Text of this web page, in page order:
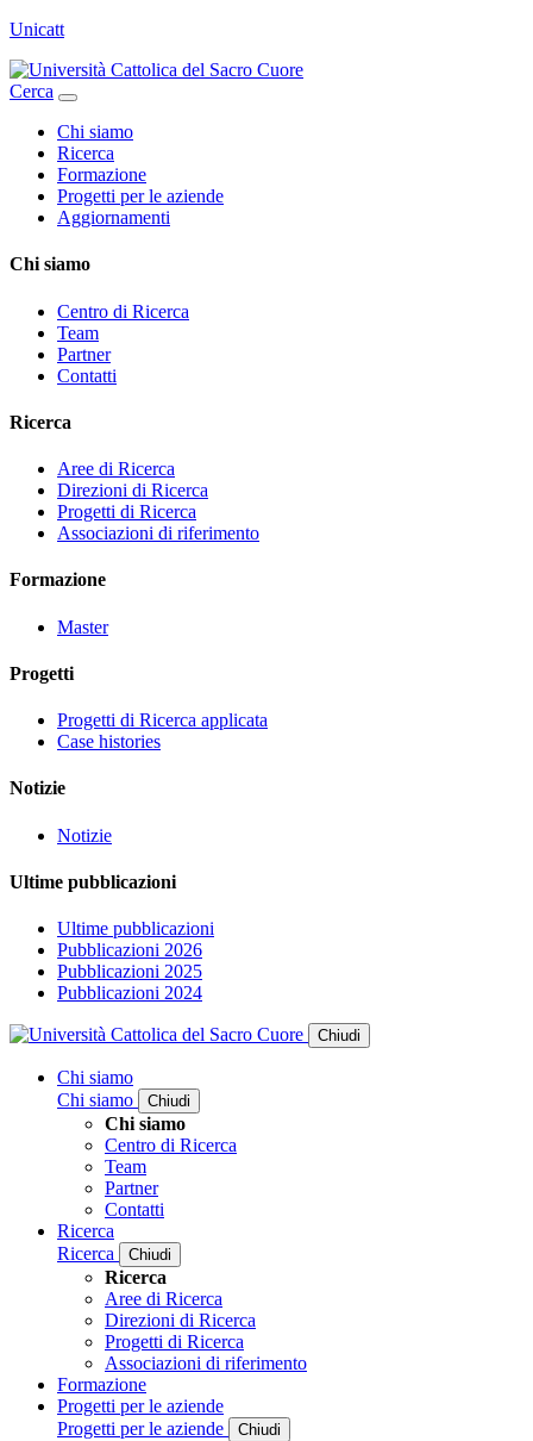
Unicatt
Cerca
Chi siamo
Ricerca
Formazione
Progetti per le aziende
Aggiornamenti
Chi siamo
Centro di Ricerca
Team
Partner
Contatti
Ricerca
Aree di Ricerca
Direzioni di Ricerca
Progetti di Ricerca
Associazioni di riferimento
Formazione
Master
Progetti
Progetti di Ricerca applicata
Case histories
Notizie
Notizie
Ultime pubblicazioni
Ultime pubblicazioni
Pubblicazioni 2026
Pubblicazioni 2025
Pubblicazioni 2024
Chiudi
Chi siamo
Chi siamo
Chiudi
Chi siamo
Centro di Ricerca
Team
Partner
Contatti
Ricerca
Ricerca
Chiudi
Ricerca
Aree di Ricerca
Direzioni di Ricerca
Progetti di Ricerca
Associazioni di riferimento
Formazione
Progetti per le aziende
Progetti per le aziende
Chiudi